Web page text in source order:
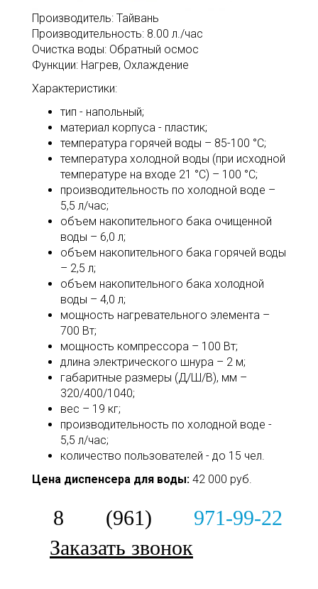
Производитель: Тайвань
Производительность: 8.00 л./час
Очистка воды: Обратный осмос
Функции: Нагрев, Охлаждение
Характеристики:
тип - напольный;
материал корпуса - пластик;
температура горячей воды – 85-100 °С;
температура холодной воды (при исходной
температуре на входе 21 °С) – 100 °С;
производительность по холодной воде –
5,5 л/час;
объем накопительного бака очищенной
воды – 6,0 л;
объем накопительного бака горячей воды
– 2,5 л;
объем накопительного бака холодной
воды – 4,0 л;
мощность нагревательного элемента –
700 Вт;
мощность компрессора – 100 Вт;
длина электрического шнура – 2 м;
габаритные размеры (Д/Ш/В), мм –
320/400/1040;
вес – 19 кг;
производительность по холодной воде -
5,5 л/час;
количество пользователей - до 15 чел.
Цена диспенсера для воды: 42 000 руб.
8 (961) 971-99-22
Заказать звонок